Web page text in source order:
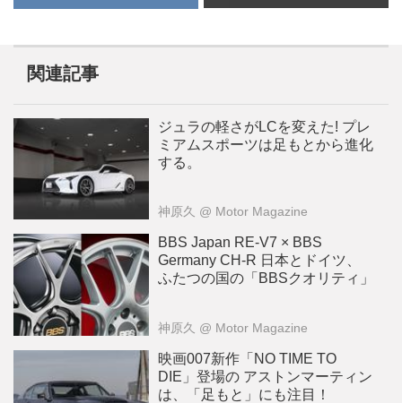
関連記事
ジュラの軽さがLCを変えた! プレ
ミアムスポーツは足もとから進化
する。
神原久 @ Motor Magazine
BBS Japan RE-V7 × BBS
Germany CH-R 日本とドイツ、
ふたつの国の「BBSクオリティ」
神原久 @ Motor Magazine
映画007新作「NO TIME TO
DIE」登場の アストンマーティン
は、「足もと」にも注目！